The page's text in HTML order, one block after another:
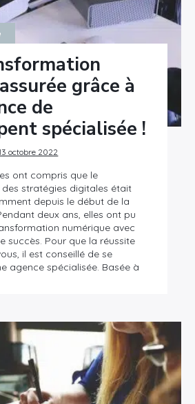
grâce à
de
spécialisée !
octobre 2022
ont compris que le
stratégies digitales était
depuis le début de la
deux ans, elles ont pu
numérique avec
succès. Pour que la réussite
il est conseillé de se
agence spécialisée. Basée à